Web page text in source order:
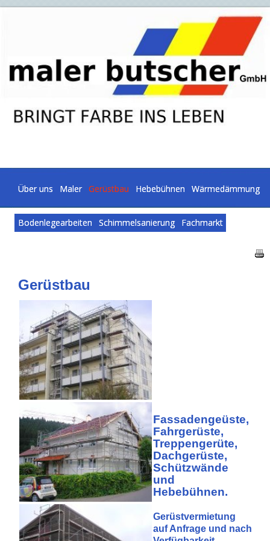
Über uns Maler Gerüstbau Hebebühnen Wärmedämmung
Bodenlegearbeiten Schimmelsanierung Fachmarkt
Gerüstbau
Fassadengeüste,
Fahrgerüste,
Treppengerüte,
Dachgerüste,
Schützwände
und
Hebebühnen.
Gerüstvermietung
auf Anfrage und nach